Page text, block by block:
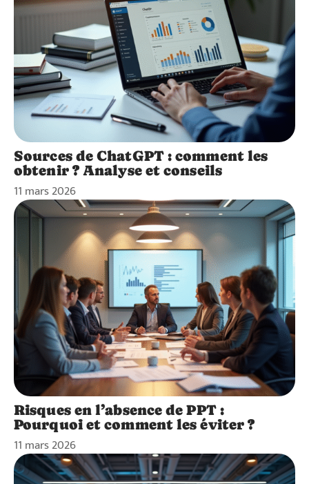
Sources de ChatGPT : comment les
obtenir ? Analyse et conseils
11 mars 2026
Risques en l’absence de PPT :
Pourquoi et comment les éviter ?
11 mars 2026